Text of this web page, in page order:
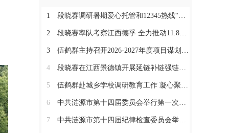
1 段晓赛调研暑期爱心托管和12345热线“领导接听日”工作：在办好民生实事中打通基层治理“最后一米”
2 段晓赛率队考察江西德孚 全力推动11.8亿元循环经济项目提速增效
3 伍鹤群主持召开2026-2027年度项目谋划调度会
4 段晓赛在江西景德镇开展延链补链强链招商 围绕“三电一钛”精准发力
5 伍鹤群赴城乡学校调研教育工作 凝心聚力推动涟源教育高质量发展
6 中共涟源市第十四届委员会举行第一次全体会议 段晓赛当选市委书记 伍鹤群周杨当选市委副书记
7 中共涟源市第十四届纪律检查委员会举行第一次全体会议